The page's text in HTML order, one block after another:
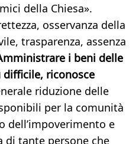
della Chiesa».
osservanza della
trasparenza, assenza
i beni delle
difficile, riconosce
riduzione delle
per la comunità
dell’impoverimento e
di tante persone che